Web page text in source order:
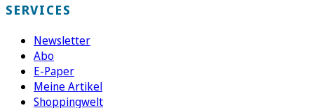
SERVICES
Newsletter
Abo
E-Paper
Meine Artikel
Shoppingwelt